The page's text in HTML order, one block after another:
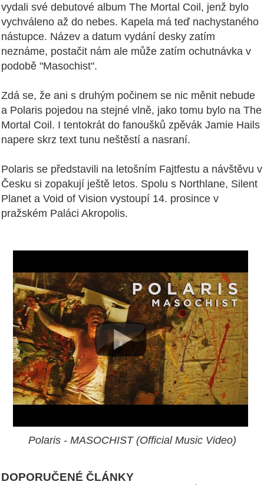
vydali své debutové album The Mortal Coil, jenž bylo
vychváleno až do nebes. Kapela má teď nachystaného
nástupce. Název a datum vydání desky zatím
neznáme, postačit nám ale může zatím ochutnávka v
podobě "Masochist".
Zdá se, že ani s druhým počinem se nic měnit nebude
a Polaris pojedou na stejné vlně, jako tomu bylo na The
Mortal Coil. I tentokrát do fanoušků zpěvák Jamie Hails
napere skrz text tunu neštěstí a nasraní.
Polaris se představili na letošním Fajtfestu a návštěvu v
Česku si zopakují ještě letos. Spolu s Northlane, Silent
Planet a Void of Vision vystoupí 14. prosince v
pražském Paláci Akropolis.
Polaris - MASOCHIST (Official Music Video)
DOPORUČENÉ ČLÁNKY